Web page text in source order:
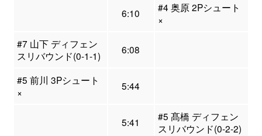
6:10
#4 奥原 2Pシュート
×
#7 山下 ディフェン
スリバウンド(0-1-1)
6:08
#5 前川 3Pシュート
×
5:44
5:41
#5 髙橋 ディフェン
スリバウンド(0-2-2)